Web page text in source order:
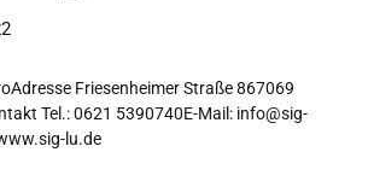
Friesenheimer Straße 867069
Tel.: 0621 5390740E-Mail: info@sig-
lu.de